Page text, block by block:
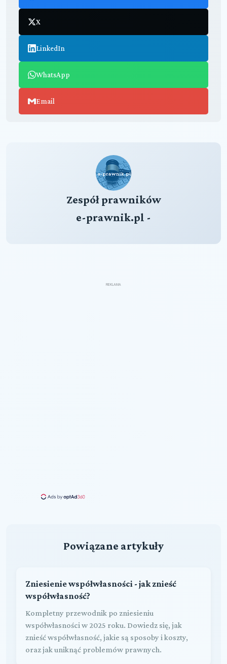
X
LinkedIn
WhatsApp
Email
Zespół prawników
e-prawnik.pl -
REKLAMA
Powiązane artykuły
Zniesienie współwłasności - jak znieść
współwłasność?
Kompletny przewodnik po zniesieniu
współwłasności w 2025 roku. Dowiedz się, jak
znieść współwłasność, jakie są sposoby i koszty,
oraz jak uniknąć problemów prawnych.